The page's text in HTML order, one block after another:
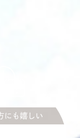
にも嬉しい